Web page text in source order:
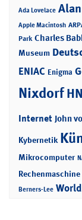
Ada Lovelace
Apple Macintosh
Park Charles
Museum
ENIAC Enigma
Nixdorf
Internet John
Kybernetik
Mikrocomputer
Rechenmaschine
Berners-Lee